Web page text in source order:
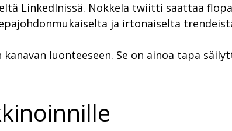
LinkedInissä. Nokkela twiitti saattaa
ja irtonaiselta
luonteeseen. Se on ainoa tapa